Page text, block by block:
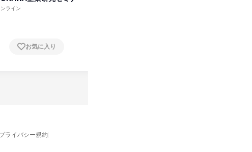
ンライン
お気に入り
ライバシー規約